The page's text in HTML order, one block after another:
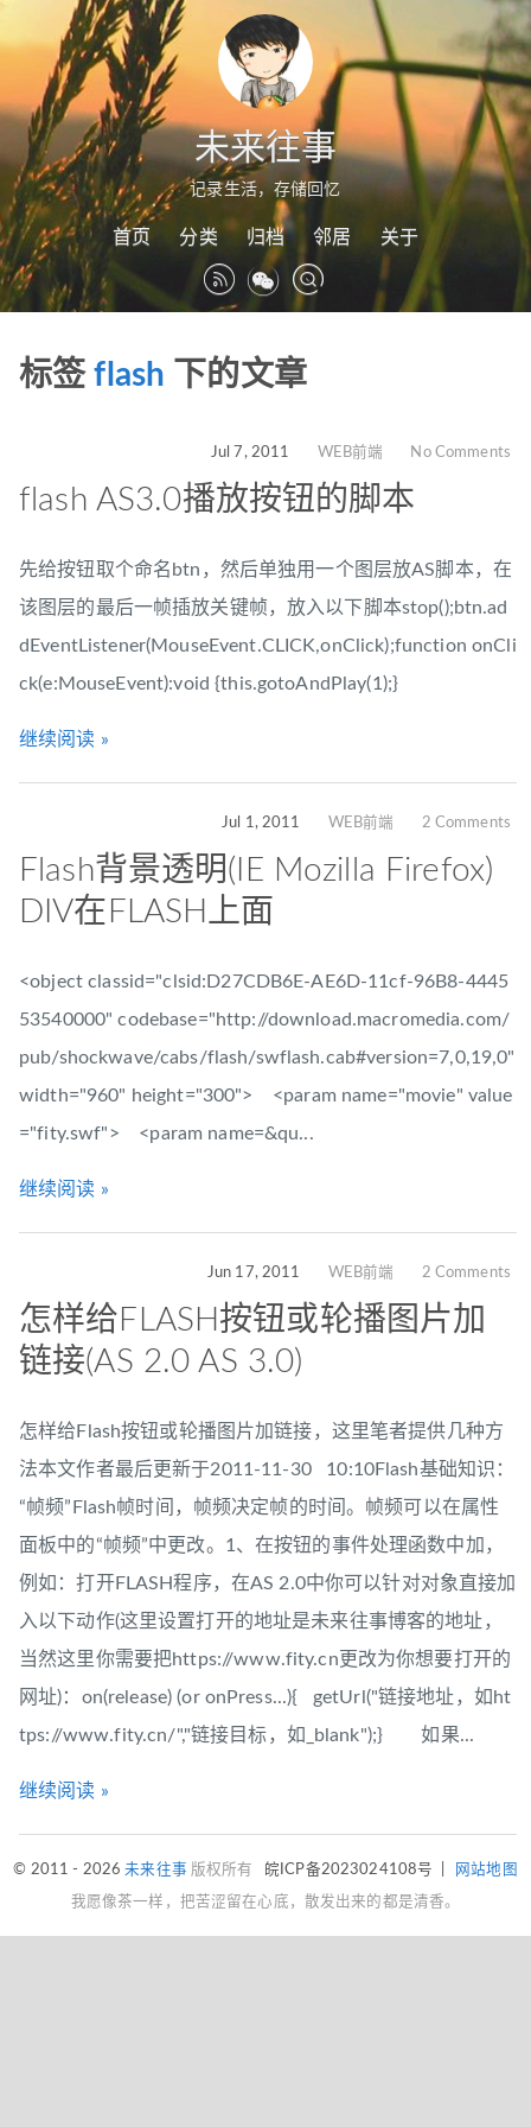
未来往事
记录生活，存储回忆
首页 分类 归档 邻居 关于
标签flash 下的文章
Jul 7, 2011 WEB前端 No Comments
flash AS3.0播放按钮的脚本
先给按钮取个命名btn，然后单独用一个图层放AS脚本，在
该图层的最后一帧插放关键帧，放入以下脚本stop();btn.ad
dEventListener(MouseEvent.CLICK,onClick);function onCli
ck(e:MouseEvent):void {this.gotoAndPlay(1);}
继续阅读 »
Jul 1, 2011 WEB前端 2 Comments
Flash背景透明(IE Mozilla Firefox)
DIV在FLASH上面
<object classid="clsid:D27CDB6E-AE6D-11cf-96B8-4445
53540000" codebase="http://download.macromedia.com/
pub/shockwave/cabs/flash/swflash.cab#version=7,0,19,0"
width="960" height="300"> <param name="movie" value
="fity.swf"> <param name=&qu...
继续阅读 »
Jun 17, 2011 WEB前端 2 Comments
怎样给FLASH按钮或轮播图片加
链接(AS 2.0 AS 3.0)
怎样给Flash按钮或轮播图片加链接，这里笔者提供几种方
法本文作者最后更新于2011-11-30 10:10Flash基础知识：
“帧频”Flash帧时间，帧频决定帧的时间。帧频可以在属性
面板中的“帧频”中更改。1、在按钮的事件处理函数中加，
例如：打开FLASH程序，在AS 2.0中你可以针对对象直接加
入以下动作(这里设置打开的地址是未来往事博客的地址，
当然这里你需要把https://www.fity.cn更改为你想要打开的
网址)：on(release) (or onPress...){ getUrl("链接地址，如ht
tps://www.fity.cn/","链接目标，如_blank");} 如果...
继续阅读 »
© 2011 - 2026未来往事 版权所有 皖ICP备2023024108号 网站地图
我愿像茶一样，把苦涩留在心底，散发出来的都是清香。